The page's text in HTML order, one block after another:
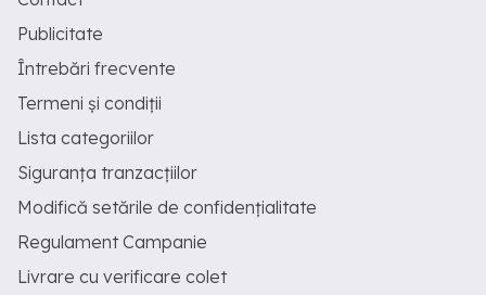
Publicitate
Întrebări frecvente
Termeni și condiții
Lista categoriilor
Siguranța tranzacțiilor
Modifică setările de confidențialitate
Regulament Campanie
Livrare cu verificare colet